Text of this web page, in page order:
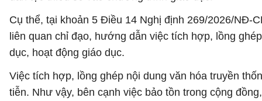
Cụ thể, tại khoản 5 Điều 14 Nghị định 269/2026/NĐ-
liên quan chỉ đạo, hướng dẫn việc tích hợp, lồng
dục, hoạt động giáo dục.
Việc tích hợp, lồng ghép nội dung văn hóa truyền
tiễn. Như vậy, bên cạnh việc bảo tồn trong cộng